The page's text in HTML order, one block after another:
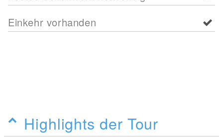
Einkehr vorhanden
Highlights der Tour